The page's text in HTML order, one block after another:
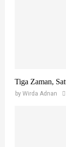
Tiga Zaman,
by Wirda Adnan